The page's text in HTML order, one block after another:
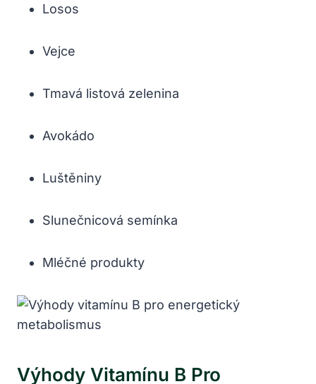
Losos
Vejce
Tmavá listová zelenina
Avokádo
Luštěniny
Slunečnicová semínka
Mléčné produkty
Výhody Vitamínu B Pro